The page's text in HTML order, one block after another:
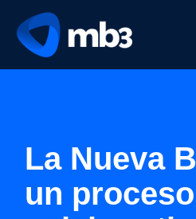
La Nueva
un proceso